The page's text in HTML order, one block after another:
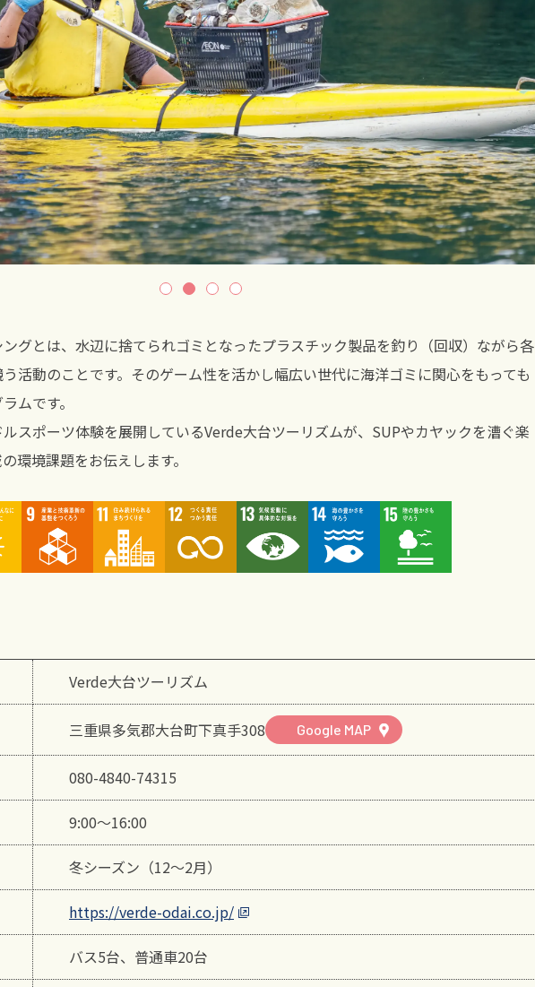
グとは、水辺に捨てられゴミとなったプラスチック製品を釣り（回収）ながら各
活動のことです。そのゲーム性を活かし幅広い世代に海洋ゴミに関心をもっても
ムです。
スポーツ体験を展開しているVerde大台ツーリズムが、SUPやカヤックを漕ぐ楽
環境課題をお伝えします。
Verde大台ツーリズム
三重県多気郡大台町下真手308 Google MAP
080-4840-74315
9:00～16:00
冬シーズン（12～2月）
https://verde-odai.co.jp/
バス5台、普通車20台